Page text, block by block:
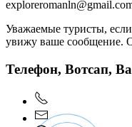
Уважаемые туристы,
увижу ваше сообщение.
Телефон, Вотсап,